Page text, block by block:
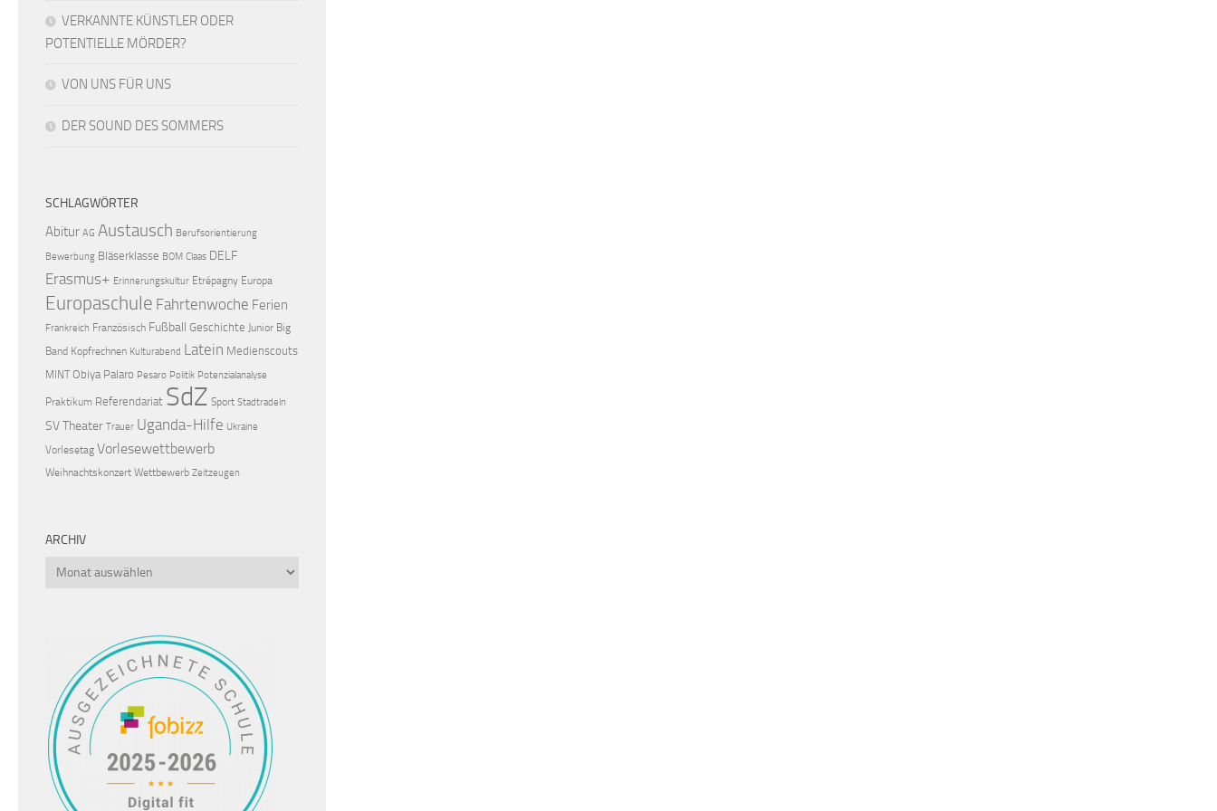
VERKANNTE KÜNSTLER ODER
POTENTIELLE MÖRDER?
VON UNS FÜR UNS
DER SOUND DES SOMMERS
SCHLAGWÖRTER
Abitur AG Austausch Berufsorientierung
Bewerbung Bläserklasse BOM Claas DELF
Erasmus+ Erinnerungskultur Etrépagny Europa
Europaschule Fahrtenwoche Ferien
Frankreich Französisch Fußball Geschichte Junior Big
Band Kopfrechnen Kulturabend Latein Medienscouts
MINT Obiya Palaro Pesaro Politik Potenzialanalyse
Praktikum Referendariat SdZ Sport Stadtradeln
SVTheater Trauer Uganda-Hilfe Ukraine
Vorlesetag Vorlesewettbewerb
Weihnachtskonzert Wettbewerb Zeitzeugen
ARCHIV